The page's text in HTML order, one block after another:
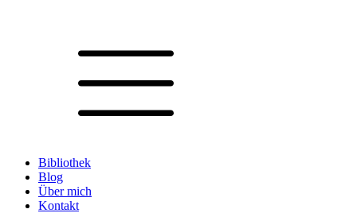
Bibliothek
Blog
Über mich
Kontakt